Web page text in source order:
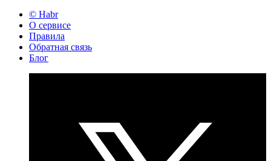
© Habr
О сервисе
Правила
Обратная связь
Блог